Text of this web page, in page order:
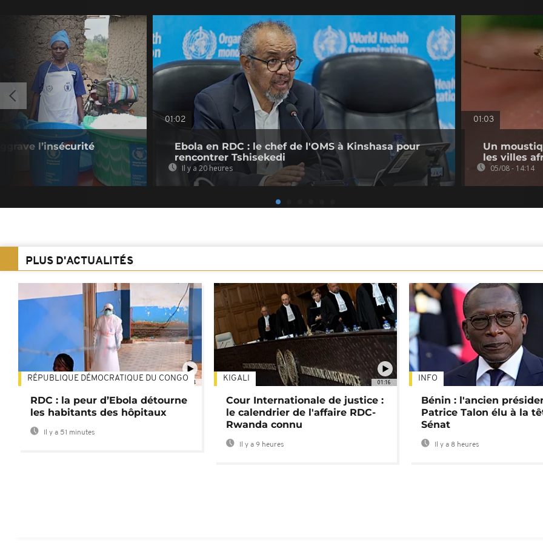
l’insécurité
01:02
Ebola en RDC : le chef de l'OMS à Kinshasa pour
rencontrer Tshisekedi
Il y a 20 heures
01:03
Un
les villes
05/08 - 14:14
PLUS D'ACTUALITÉS
01:34
RÉPUBLIQUE DÉMOCRATIQUE DU CONGO
RDC : la peur d’Ebola détourne
les habitants des hôpitaux
Il y a 51 minutes
01:16
KIGALI
Cour Internationale de justice :
le calendrier de l'affaire RDC-
Rwanda connu
Il y a 9 heures
INFO
Bénin : l'ancien
Patrice Talon élu à la
Sénat
Il y a 8 heures